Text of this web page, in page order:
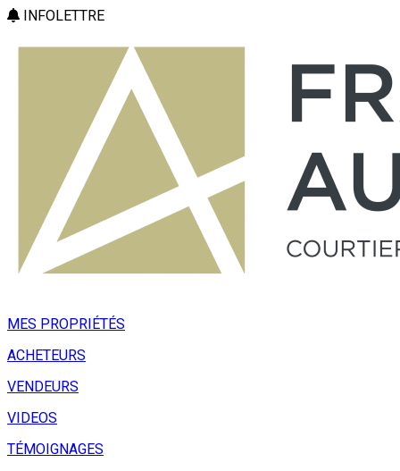
INFOLETTRE
MES PROPRIÉTÉS
ACHETEURS
VENDEURS
VIDEOS
TÉMOIGNAGES